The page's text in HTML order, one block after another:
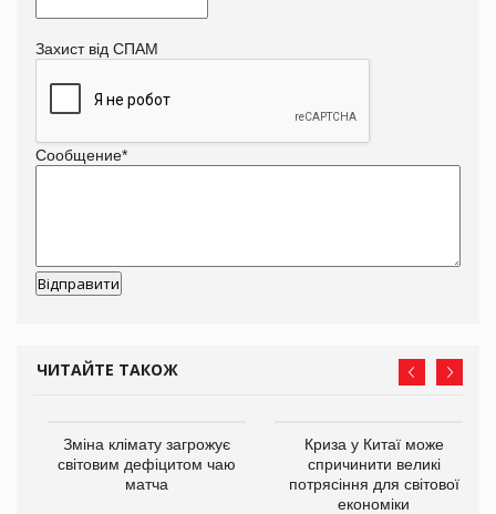
Захист від СПАМ
Сообщение*
ЧИТАЙТЕ ТАКОЖ
Зміна клімату загрожує
світовим дефіцитом чаю
матча
Криза у Китаї може
спричинити великі
потрясіння для світової
економіки